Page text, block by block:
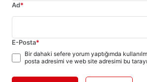
Ad*
E-Posta*
Bir dahaki sefere yorum yaptığımda
posta adresimi ve web site adresimi bu